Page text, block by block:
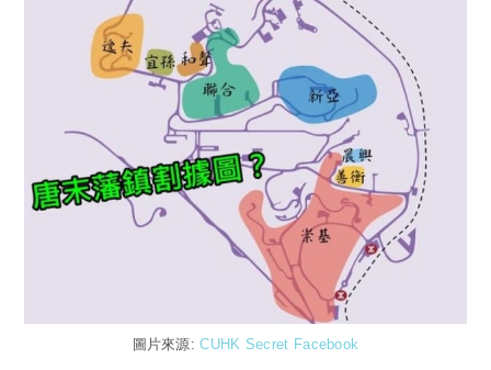
圖片來源:CUHK Secret Facebook